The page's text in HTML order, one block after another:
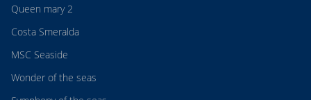
Queen mary 2
Costa Smeralda
MSC Seaside
Wonder of the seas